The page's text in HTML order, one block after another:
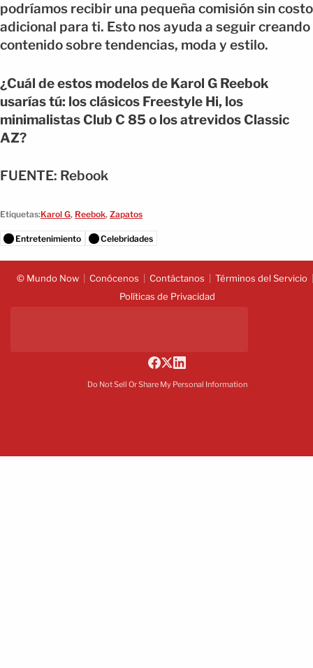
podríamos recibir una pequeña comisión sin costo
adicional para ti. Esto nos ayuda a seguir creando
contenido sobre tendencias, moda y estilo.
¿Cuál de estos modelos de Karol G Reebok
usarías tú: los clásicos Freestyle Hi, los
minimalistas Club C 85 o los atrevidos Classic
AZ?
FUENTE: Rebook
Etiquetas:Karol G, Reebok, Zapatos
Entretenimiento Celebridades
© Mundo Now Conócenos Contáctanos
Términos del Servicio
Políticas de Privacidad
Do Not Sell Or Share My Personal Information